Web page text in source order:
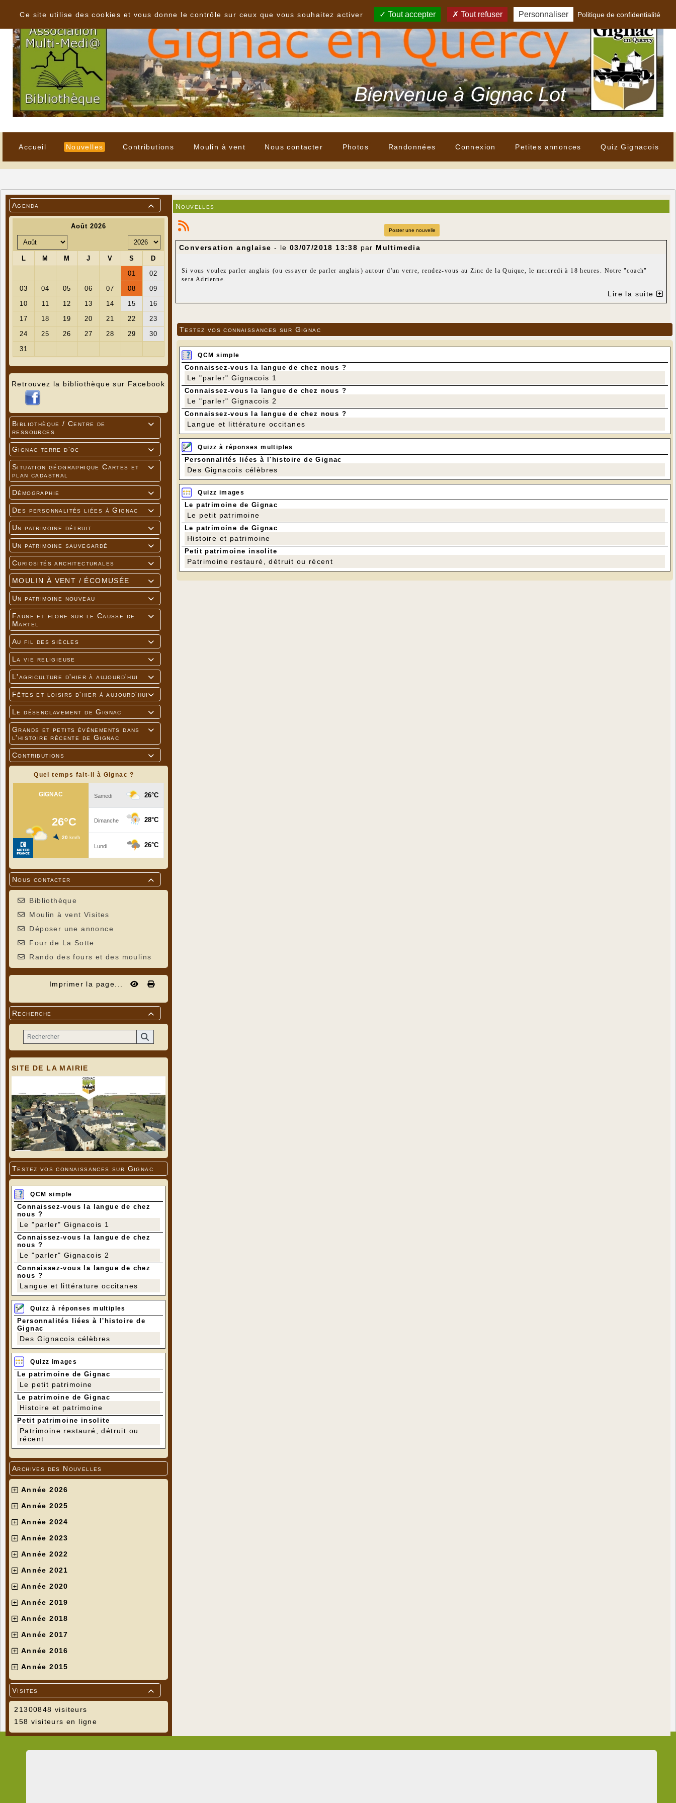
Accueil Nouvelles Contributions Moulin à vent Nous contacter Photos Randonnées Connexion Petites annonces Quiz Gignacois

Agenda
Retrouvez la bibliothèque sur Facebook

Bibliothèque / Centre de
ressources

Gignac terre d'oc

Situation géographique Cartes et
plan cadastral

Démographie

Des personnalités liées à Gignac

Un patrimoine détruit

Un patrimoine sauvegardé

Curiosités architecturales

MOULIN À VENT / ÉCOMUSÉE

Un patrimoine nouveau

Faune et flore sur le Causse de
Martel

Au fil des siècles

La vie religieuse

L'agriculture d'hier à aujourd'hui

Fêtes et loisirs d'hier à aujourd'hui

Le désenclavement de Gignac

Grands et petits événements dans
l'histoire récente de Gignac

Contributions
Quel temps fait-il à Gignac ?

Nous contacter
Bibliothèque
Moulin à vent Visites
Déposer une annonce
Four de La Sotte
Rando des fours et des moulins
Imprimer la page...

Recherche
SITE DE LA MAIRIE
Testez vos connaissances sur Gignac
QCM simple
Connaissez-vous la langue de chez
nous ?
Le "parler" Gignacois 1
Connaissez-vous la langue de chez
nous ?
Le "parler" Gignacois 2
Connaissez-vous la langue de chez
nous ?
Langue et littérature occitanes
Quizz à réponses multiples
Personnalités liées à l'histoire de
Gignac
Des Gignacois célèbres
Quizz images
Le patrimoine de Gignac
Le petit patrimoine
Le patrimoine de Gignac
Histoire et patrimoine
Petit patrimoine insolite
Patrimoine restauré, détruit ou
récent
Archives des Nouvelles
Année 2026
Année 2025
Année 2024
Année 2023
Année 2022
Année 2021
Année 2020
Année 2019
Année 2018
Année 2017
Année 2016
Année 2015

Visites
21300848 visiteurs
158 visiteurs en ligne
Nouvelles
Poster une nouvelle
Conversation anglaise - le 03/07/2018 13:38 par Multimedia
Si vous voulez parler anglais (ou essayer de parler anglais) autour d'un verre, rendez-vous au Zinc de la Quique, le mercredi à 18 heures. Notre "coach"
sera Adrienne.
Lire la suite
Testez vos connaissances sur Gignac
QCM simple
Connaissez-vous la langue de chez nous ?
Le "parler" Gignacois 1
Connaissez-vous la langue de chez nous ?
Le "parler" Gignacois 2
Connaissez-vous la langue de chez nous ?
Langue et littérature occitanes
Quizz à réponses multiples
Personnalités liées à l'histoire de Gignac
Des Gignacois célèbres
Quizz images
Le patrimoine de Gignac
Le petit patrimoine
Le patrimoine de Gignac
Histoire et patrimoine
Petit patrimoine insolite
Patrimoine restauré, détruit ou récent
Ce site utilise des cookies et vous donne le contrôle sur ceux que vous souhaitez activer
Tout accepter Tout refuser Personnaliser Politique de confidentialité